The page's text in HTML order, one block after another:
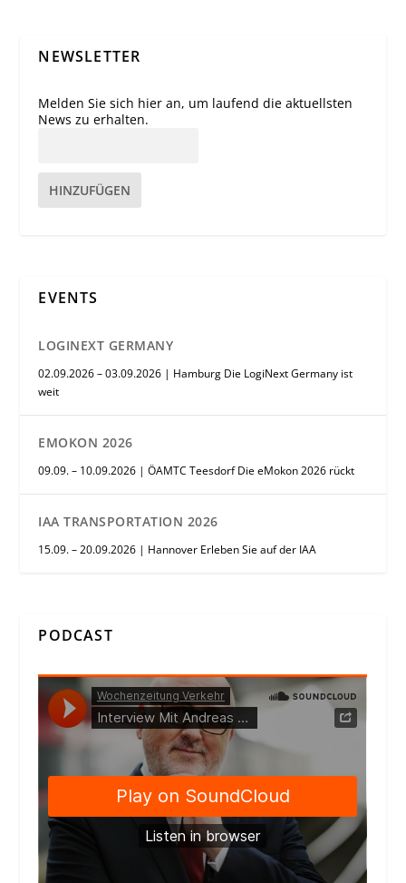
NEWSLETTER
Melden Sie sich hier an, um laufend die aktuellsten
News zu erhalten.
HINZUFÜGEN
EVENTS
LOGINEXT GERMANY
02.09.2026 – 03.09.2026 | Hamburg Die LogiNext Germany ist
weit
EMOKON 2026
09.09. – 10.09.2026 | ÖAMTC Teesdorf Die eMokon 2026 rückt
IAA TRANSPORTATION 2026
15.09. – 20.09.2026 | Hannover Erleben Sie auf der IAA
PODCAST